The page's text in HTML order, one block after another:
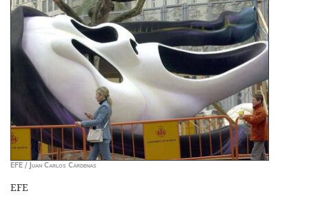
EFE / Juan Carlos Cárdenas
EFE